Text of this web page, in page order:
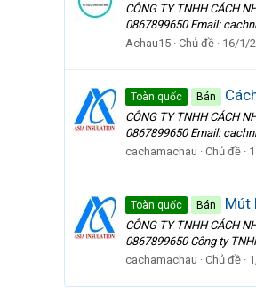
CÔNG TY TNHH CÁCH
0867899650 Email:
Achau15 Chủ đề 16/1/
Toàn quốc Bán
CÔNG TY TNHH CÁCH
0867899650 Email:
cachamachau
Chủ đề
Toàn quốc Bán Mút
CÔNG TY TNHH CÁCH
0867899650 Công ty
cachamachau
Chủ đề